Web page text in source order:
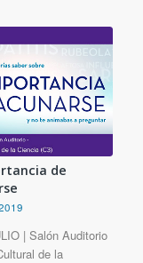
de
| Salón Auditorio
de la